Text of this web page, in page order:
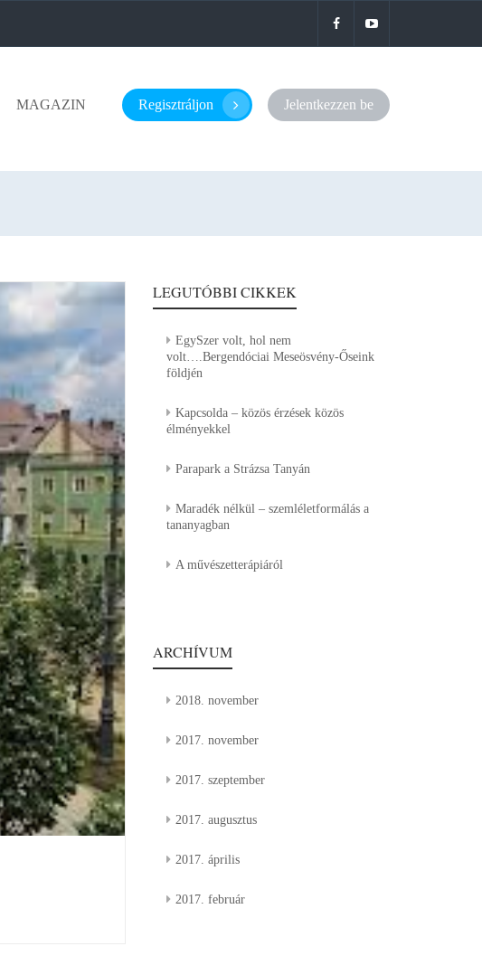
Regisztráljon Jelentkezzen be
MAGAZIN
LEGUTÓBBI CIKKEK
EgySzer volt, hol nem
volt….Bergendóciai Meseösvény-Őseink
földjén
Kapcsolda – közös érzések közös
élményekkel
Parapark a Strázsa Tanyán
Maradék nélkül – szemléletformálás a
tananyagban
A művészetterápiáról
ARCHÍVUM
2018. november
2017. november
2017. szeptember
2017. augusztus
2017. április
2017. február